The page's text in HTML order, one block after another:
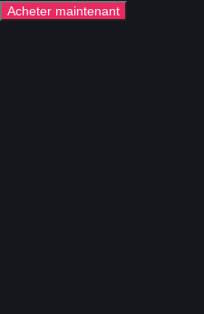
Acheter maintenant